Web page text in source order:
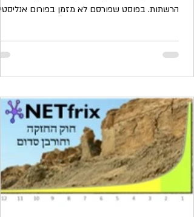
הרשתות. בפוסט שפורסם לא מזמן בפורום